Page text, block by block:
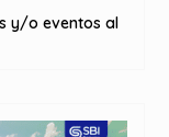
y/o eventos al